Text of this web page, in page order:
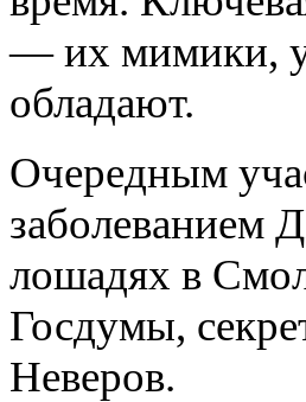
— их мимики,
обладают.
Очередным
заболеванием
лошадях в
Госдумы,
Неверов.